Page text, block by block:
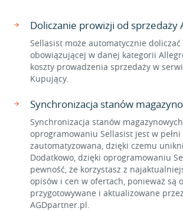
Doliczanie prowizji od sprzedaży
Sellasist może automatycznie
obowiązującej w danej kategorii
koszty prowadzenia sprzedaży w
Kupujący.
Synchronizacja stanów
Synchronizacja stanów
oprogramowaniu Sellasist jest w pełni
zautomatyzowana, dzięki czemu
Dodatkowo, dzięki oprogramowaniu
pewność, że korzystasz z
opisów i cen w ofertach, ponieważ są
przygotowywane i aktualizowane
AGDpartner.pl.